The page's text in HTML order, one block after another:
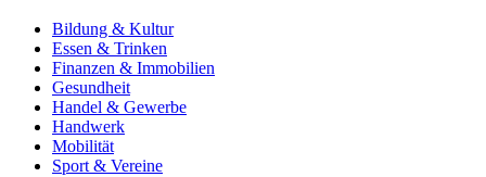
Bildung & Kultur
Essen & Trinken
Finanzen & Immobilien
Gesundheit
Handel & Gewerbe
Handwerk
Mobilität
Sport & Vereine